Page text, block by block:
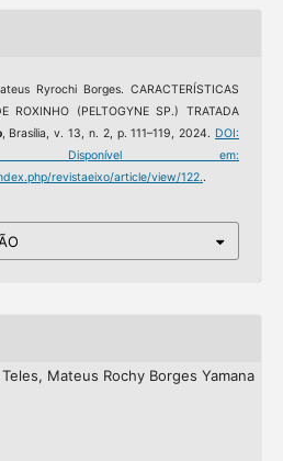
Ryrochi Borges. CARACTERÍSTICAS
ROXINHO (PELTOGYNE SP.) TRATADA
, Brasília, v. 13, n. 2, p. 111–119, 2024. DOI:
em:
revistaeixo/article/view/122..
Mateus Rochy Borges Yamana